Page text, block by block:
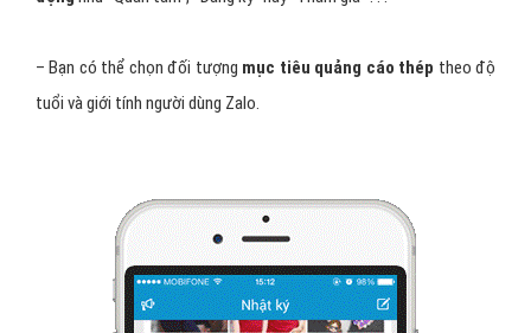
– Bạn có thể chọn đối tượng mục tiêu quảng cáo thép theo độ
tuổi và giới tính người dùng Zalo.